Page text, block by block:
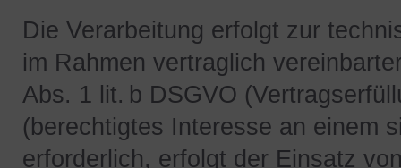
Die Verarbeitung erfolgt zur
im Rahmen vertraglich
Abs. 1 lit. b DSGVO
(berechtigtes Interesse an einem
erforderlich, erfolgt der Einsatz